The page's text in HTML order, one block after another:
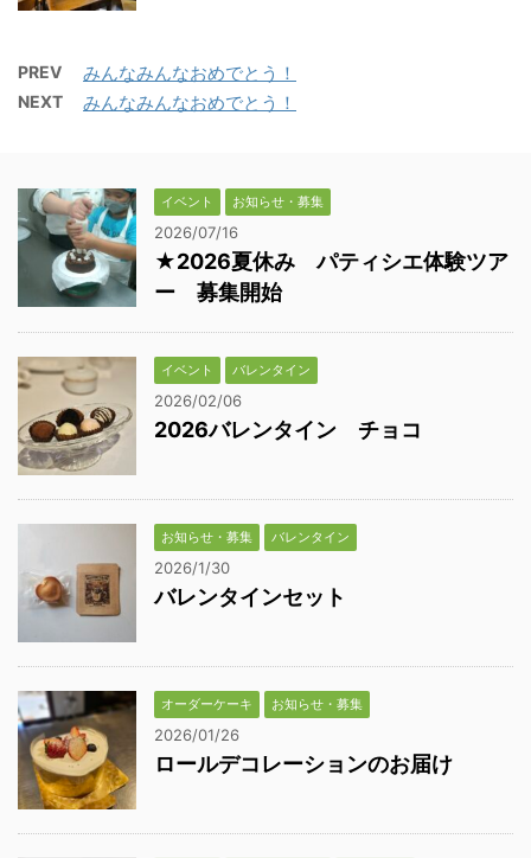
PREV みんなみんなおめでとう！
NEXT みんなみんなおめでとう！
イベント お知らせ・募集
2026/07/16
★2026夏休み パティシエ体験ツア
ー 募集開始
イベント バレンタイン
2026/02/06
2026バレンタイン チョコ
お知らせ・募集 バレンタイン
2026/1/30
バレンタインセット
オーダーケーキ お知らせ・募集
2026/01/26
ロールデコレーションのお届け